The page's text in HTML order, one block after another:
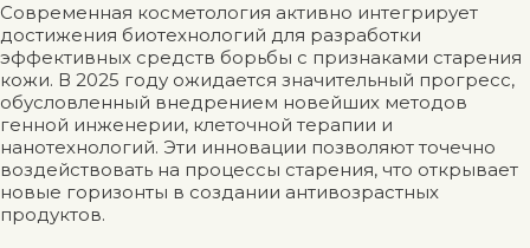
Современная косметология активно интегрирует
достижения биотехнологий для разработки
эффективных средств борьбы с признаками старения
кожи. В 2025 году ожидается значительный прогресс,
обусловленный внедрением новейших методов
генной инженерии, клеточной терапии и
нанотехнологий. Эти инновации позволяют точечно
воздействовать на процессы старения, что открывает
новые горизонты в создании антивозрастных
продуктов.